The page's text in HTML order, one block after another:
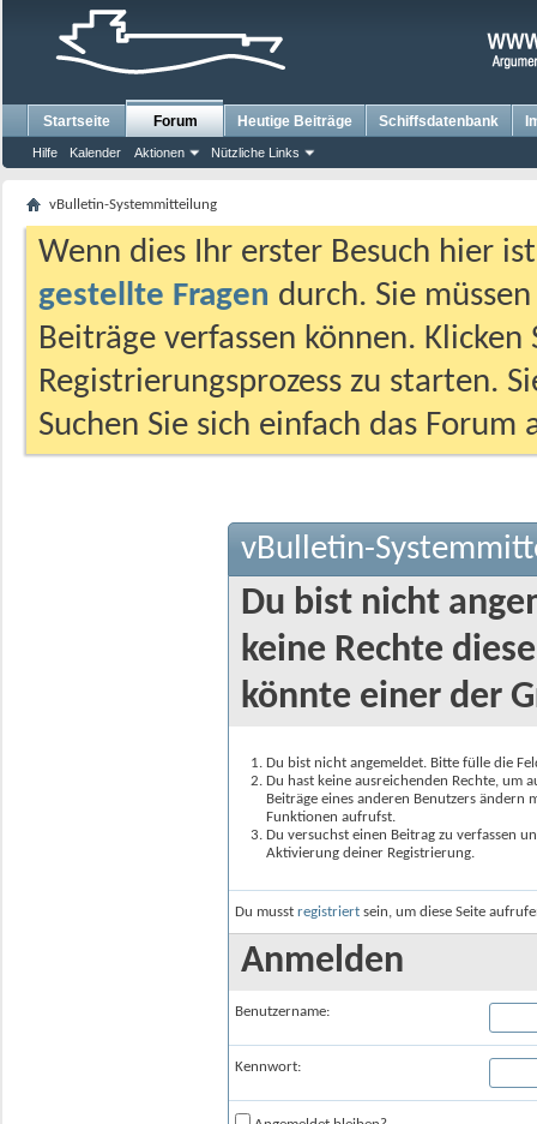
Startseite Forum
Hilfe Kalender Aktionen Nützliche Links
Heutige Beiträge Schiffsdatenbank
vBulletin-Systemmitteilung
Wenn dies Ihr erster Besuch hier
gestellte Fragen durch. Sie
Beiträge verfassen können.
Registrierungsprozess zu starten.
Suchen Sie sich einfach das
vBulletin-
Du bist nicht
keine Rechte
könnte einer der
Du bist nicht angemeldet. Bitte fülle die
Du hast keine ausreichenden Rechte, um
Beiträge eines anderen Benutzers
Funktionen aufrufst.
Du versuchst einen Beitrag zu verfassen
Aktivierung deiner Registrierung.
Du musst registriert sein, um diese Seite
Anmelden
Benutzername:
Kennwort: